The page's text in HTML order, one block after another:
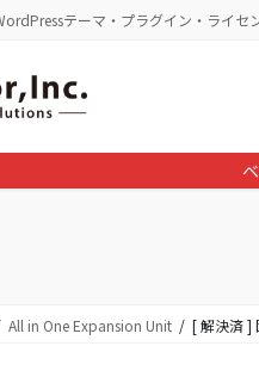
テーマ・プラグイン・ライセ
All in One Expansion Unit [ 解決済 ]